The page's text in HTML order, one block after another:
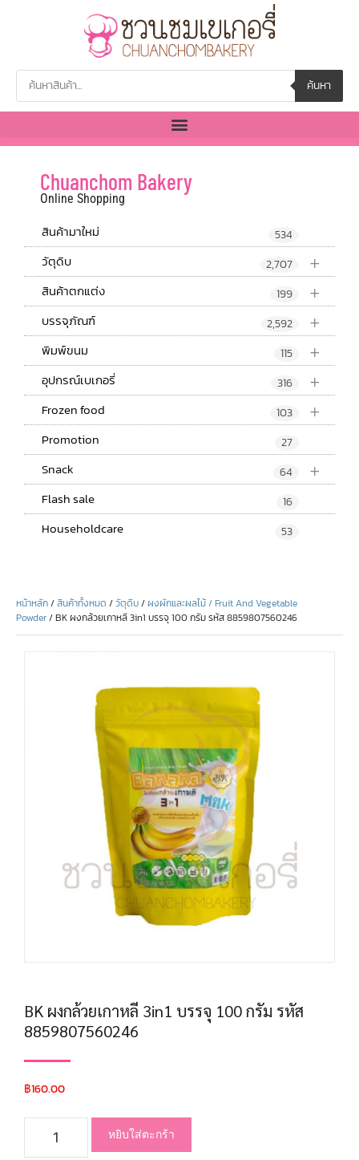
ค้นหา
Chuanchom Bakery
Online Shopping
สินค้ามาใหม่ 534
+
วัตุดิบ 2,707
+
สินค้าตกแต่ง 199
+
บรรจุภัณฑ์ 2,592
+
พิมพ์ขนม 115
+
อุปกรณ์เบเกอรี่ 316
+
Frozen food 103
Promotion 27
+
Snack 64
Flash sale 16
Householdcare 53
หน้าหลัก/สินค้าทั้งหมด /วัตุดิบ/ผงผักและผลไม้ / Fruit And Vegetable
Powder/ BK ผงกล้วยเกาหลี 3in1 บรรจุ 100 กรัม รหัส 8859807560246
BK ผงกล้วยเกาหลี 3in1 บรรจุ 100 กรัม รหัส
8859807560246
฿160.00
หยิบใส่ตะกร้า